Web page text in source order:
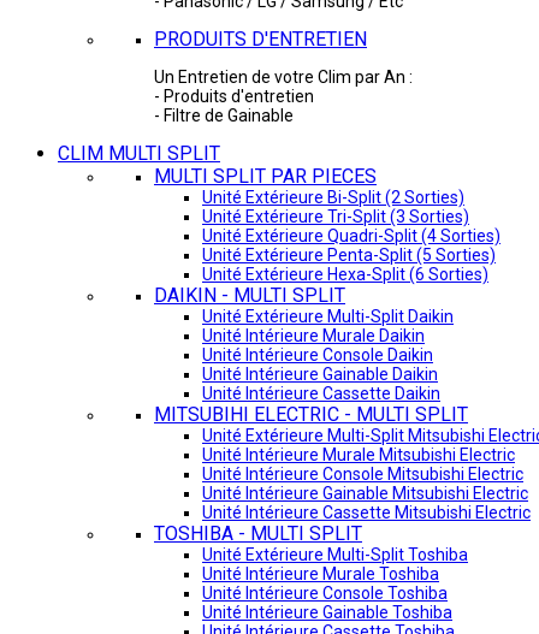
PRODUITS D'ENTRETIEN
Un Entretien de votre Clim par An :
- Produits d'entretien
- Filtre de Gainable
CLIM MULTI SPLIT
MULTI SPLIT PAR PIECES
Unité Extérieure Bi-Split (2 Sorties)
Unité Extérieure Tri-Split (3 Sorties)
Unité Extérieure Quadri-Split (4 Sorties)
Unité Extérieure Penta-Split (5 Sorties)
Unité Extérieure Hexa-Split (6 Sorties)
DAIKIN - MULTI SPLIT
Unité Extérieure Multi-Split Daikin
Unité Intérieure Murale Daikin
Unité Intérieure Console Daikin
Unité Intérieure Gainable Daikin
Unité Intérieure Cassette Daikin
MITSUBIHI ELECTRIC - MULTI SPLIT
Unité Extérieure Multi-Split Mitsubishi
Unité Intérieure Murale Mitsubishi Electric
Unité Intérieure Console Mitsubishi Electric
Unité Intérieure Gainable Mitsubishi Electric
Unité Intérieure Cassette Mitsubishi Electric
TOSHIBA - MULTI SPLIT
Unité Extérieure Multi-Split Toshiba
Unité Intérieure Murale Toshiba
Unité Intérieure Console Toshiba
Unité Intérieure Gainable Toshiba